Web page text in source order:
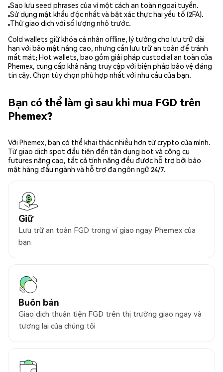
Sao lưu seed phrases của ví một cách an toàn ngoại tuyến.
Sử dụng mật khẩu độc nhất và bật xác thực hai yếu tố (2FA).
Thử giao dịch với số lượng nhỏ trước.
Cold wallets giữ khóa cá nhân offline, lý tưởng cho lưu trữ dài
hạn với bảo mật nâng cao, nhưng cần lưu trữ an toàn để tránh
mất mát; Hot wallets, bao gồm giải pháp custodial an toàn của
Phemex, cung cấp khả năng truy cập với biện pháp bảo vệ đáng
tin cậy. Chọn tùy chọn phù hợp nhất với nhu cầu của bạn.
Bạn có thể làm gì sau khi mua FGD trên
Phemex?
Với Phemex, bạn có thể khai thác nhiều hơn từ crypto của mình.
Từ giao dịch spot đầu tiên đến tận dụng bot và công cụ
futures nâng cao, tất cả tính năng đều được hỗ trợ bởi bảo
mật hàng đầu ngành và hỗ trợ đa ngôn ngữ 24/7.
Giữ
Lưu trữ an toàn FGD trong ví giao ngay Phemex của
bạn
Buôn bán
Giao dịch thuận tiện FGD trên thị trường giao ngay và
tương lai của chúng tôi